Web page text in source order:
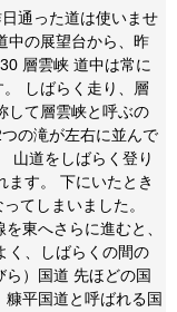
通った道は使いませ
中の展望台から、昨
層雲峡 道中は常に
しばらく走り、層
して層雲峡と呼ぶの
の滝が左右に並んで
山道をしばらく登り
ます。 下にいたとき
てしまいました。
東へさらに進むと、
く、しばらくの間の
）国道 先ほどの国
平国道と呼ばれる国